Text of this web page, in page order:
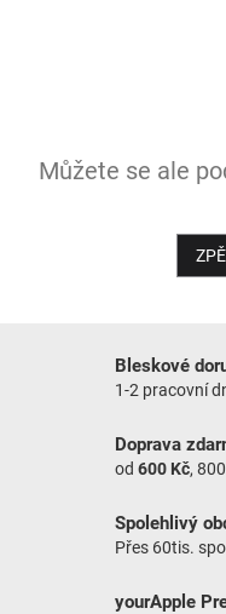
Můžete se ale
Bleskové
1-2 pracovní
Doprava
od 600 Kč,
Spolehlivý
Přes 60tis.
yourApple